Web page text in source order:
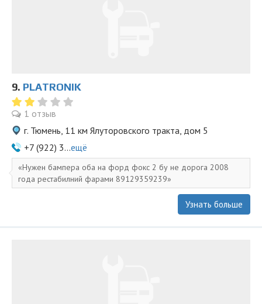
9. PLATRONIK
1 отзыв
г. Тюмень, 11 км Ялуторовского тракта, дом 5
+7 (922) 3...ещё
Нужен бампера оба на форд фокс 2 бу не дорога 2008
года рестабилний фарами 89129359239
Узнать больше